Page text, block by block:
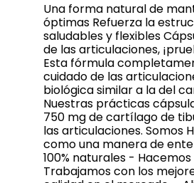
Una forma natural de
óptimas Refuerza la
saludables y flexibles
de las articulaciones,
Esta fórmula
cuidado de las
biológica similar a la del
Nuestras prácticas
750 mg de cartílago de
las articulaciones. Somos
como una manera de
100% naturales -
Trabajamos con los